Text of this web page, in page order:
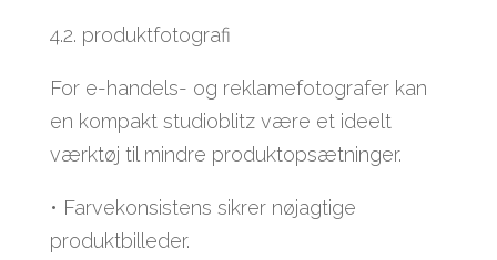
4.2. produktfotografi
For e-handels- og reklamefotografer kan
en kompakt studioblitz være et ideelt
værktøj til mindre produktopsætninger.
• Farvekonsistens sikrer nøjagtige
produktbilleder.